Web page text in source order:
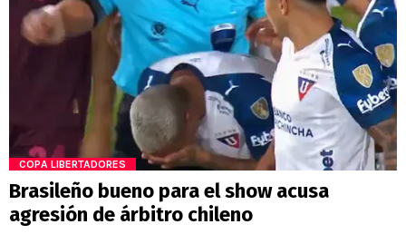
COPA LIBERTADORES
Brasileño bueno para el show acusa
agresión de árbitro chileno